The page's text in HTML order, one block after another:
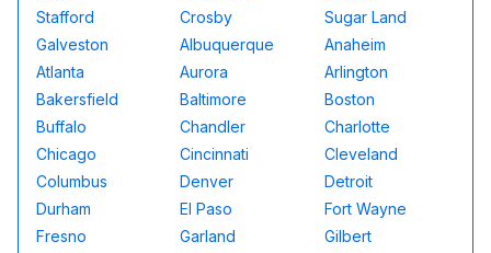
Stafford
Crosby
Sugar Land
Galveston
Albuquerque
Anaheim
Atlanta
Aurora
Arlington
Bakersfield
Baltimore
Boston
Buffalo
Chandler
Charlotte
Chicago
Cincinnati
Cleveland
Columbus
Denver
Detroit
Durham
El Paso
Fort Wayne
Fresno
Garland
Gilbert